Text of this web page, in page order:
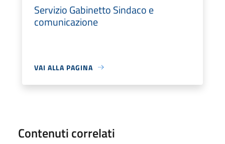
Servizio Gabinetto Sindaco e
comunicazione
VAI ALLA PAGINA
Contenuti correlati